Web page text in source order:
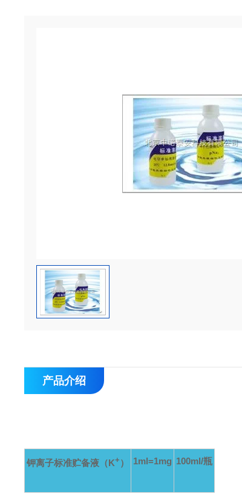
产品介绍
钾离子标准贮备液（K+ ） 1ml=1mg 100ml/瓶